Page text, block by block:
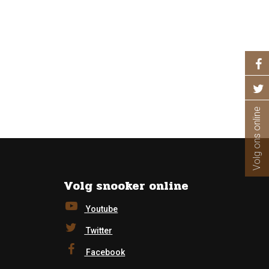
Volg ons online
Volg snooker online
Youtube
Twitter
Facebook